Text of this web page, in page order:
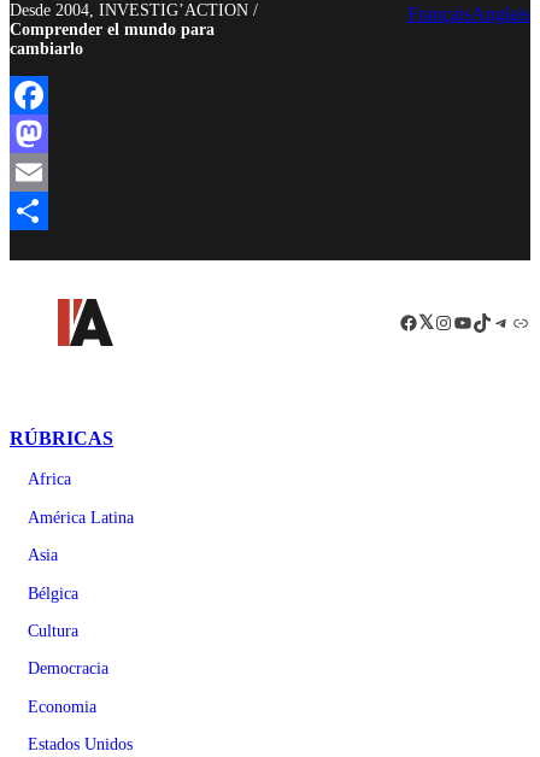
Desde 2004, INVESTIG’ACTION /
Comprender el mundo para
cambiarlo
FrançaisAnglais
Facebook
Mastodon
Email
Facebook
LinkedIn
Instagram
YouTube
TikTok
RÚBRICAS
Africa
América Latina
Asia
Bélgica
Cultura
Democracia
Economia
Estados Unidos